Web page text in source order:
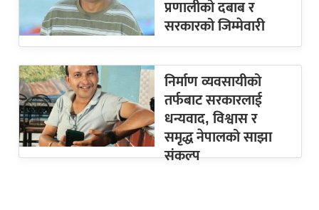
प्रणालीको दबाब र
सरकारको जिम्मेवारी
निर्माण व्यवसायीको
तर्फबाट सरकारलाई
धन्यवाद, विश्वास र
समृद्ध नेपालको साझा
संकल्प